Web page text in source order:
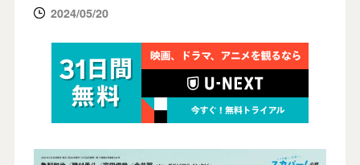
2024/05/20